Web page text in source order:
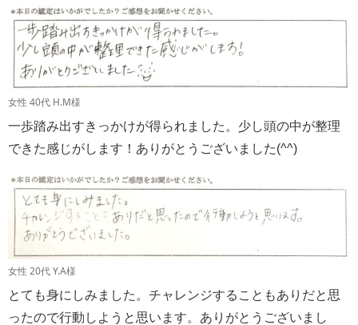
女性 40代 H.M様
一歩踏み出すきっかけが得られました。少し頭の中が整理
できた感じがします！ありがとうございました(^^)
女性 20代 Y.A様
とても身にしみました。チャレンジすることもありだと思
ったので行動しようと思います。ありがとうございまし